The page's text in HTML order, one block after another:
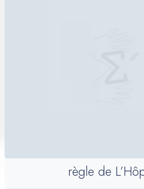
règle de